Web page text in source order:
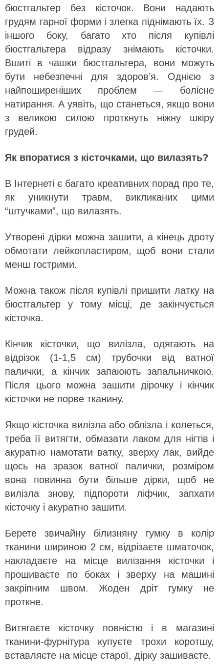
бюстгальтер без кісточок. Вони надають
грудям гарної форми і злегка піднімають їх. З
іншого боку, багато хто після купівлі
бюстгальтера відразу знімають кісточки.
Вшиті в чашки бюстгальтера, вони можуть
бути небезпечні для здоров’я. Однією з
найпоширеніших проблем — болісне
натирання. А уявіть, що станеться, якщо вони
з великою силою проткнуть ніжну шкіру
грудей.
Як впоратися з кісточками, що вилазять?
В Інтернеті є багато креативних порад про те,
як уникнути травм, викликаних цими
“штучками”, що вилазять.
Утворені дірки можна зашити, а кінець дроту
обмотати лейкопластиром, щоб вони стали
менш гострими.
Можна також після купівлі пришити латку на
бюстгальтер у тому місці, де закінчується
кісточка.
Кінчик кісточки, що вилізла, одягають на
відрізок (1-1,5 см) трубочки від ватної
палички, а кінчик запаюють запальничкою.
Після цього можна зашити дірочку і кінчик
кісточки не порве тканину.
Якщо кісточка вилізла або облізла і колеться,
треба її витягти, обмазати лаком для нігтів і
акуратно намотати ватку, зверху лак, вийде
щось на зразок ватної палички, розміром
вона повинна бути більше дірки, щоб не
вилізла знову, підпороти ліфчик, запхати
кісточку і акуратно зашити.
Берете звичайну білизняну гумку в колір
тканини шириною 2 см, відрізаєте шматочок,
накладаєте на місце вилізання кісточки і
прошиваєте по боках і зверху на машині
закріпним швом. Жоден дріт гумку не
проткне.
Витягаєте кісточку повністю і в магазині
тканини-фурнітура купуєте трохи коротшу,
вставляєте на місце старої, дірку зашиваєте.